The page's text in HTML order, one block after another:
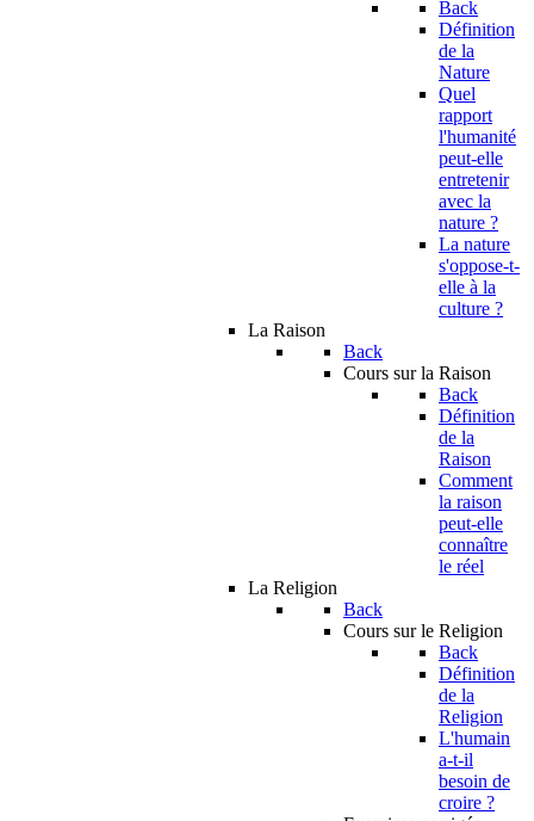
Back
Définition
de la
Nature
Quel
rapport
l'humanité
peut-elle
entretenir
avec la
nature ?
La nature
s'oppose-t-
elle à la
culture ?
La Raison
Back
Cours sur la Raison
Back
Définition
de la
Raison
Comment
la raison
peut-elle
connaître
le réel
La Religion
Back
Cours sur le Religion
Back
Définition
de la
Religion
L'humain
a-t-il
besoin de
croire ?